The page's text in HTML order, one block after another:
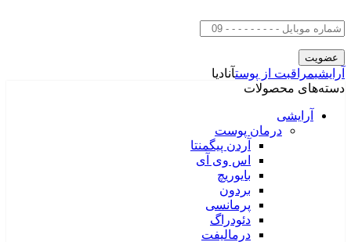
آرایشیمراقبت از پوستآنادیا
دسته‌های محصولات
آرایشی
درمان پوست
آردن پیگمنتا
اس وی آی
بایوریچ
بردون
پرمانسی
دئودراگ
درمالیفت